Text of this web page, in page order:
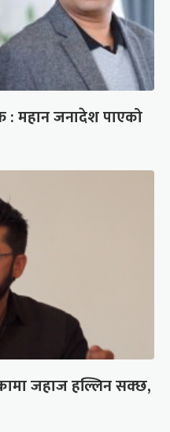
: महान जनादेश पाएको
जहाज हल्लिन सक्छ,